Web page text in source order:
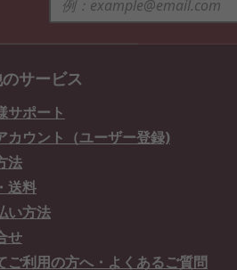
サービス
サポート
カウント（ユーザー登録)
法
送料
い方法
せ
ご利用の方へ・よくあるご質問